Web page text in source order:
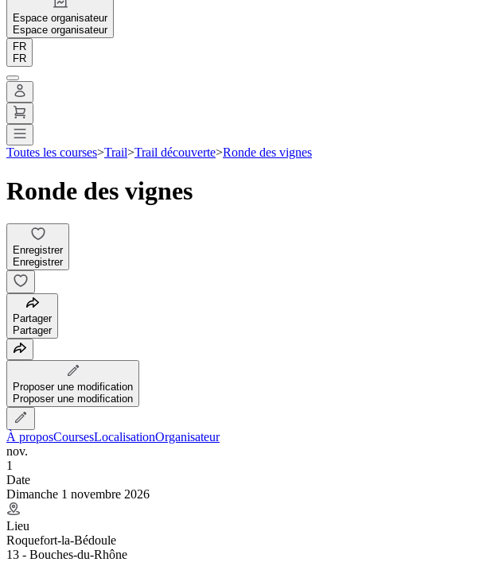
Espace organisateur
Espace organisateur
FR
FR
Toutes les courses>Trail>Trail découverte>Ronde des vignes
Ronde des vignes
Enregistrer
Enregistrer
Partager
Partager
Proposer une modification
Proposer une modification
À proposCoursesLocalisationOrganisateur
nov.
1
Date
Dimanche 1 novembre 2026
Lieu
Roquefort-la-Bédoule
13 - Bouches-du-Rhône